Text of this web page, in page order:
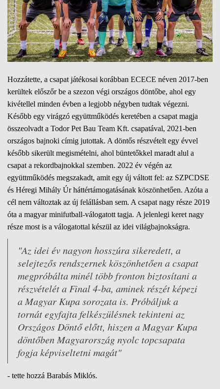
Hozzátette, a csapat játékosai korábban ECECE néven 2017-ben
kerültek előszőr be a szezon végi országos döntőbe, ahol egy
kivétellel minden évben a legjobb négyben tudtak végezni.
Később egy virágzó együttműködés keretében a csapat magja
összeolvadt a Todor Pet Bau Team Kft. csapatával, 2021-ben
országos bajnoki címig jutottak. A döntős részvételt egy évvel
később sikerült megismételni, ahol büntetőkkel maradt alul a
csapat a rekordbajnokkal szemben. 2022 év végén az
együttműködés megszakadt, amit egy új váltott fel: az SZPCDSE
és Héregi Mihály Úr háttértámogatásának köszönhetően. Azóta a
cél nem változtak az új felállásban sem. A csapat nagy része 2019
óta a magyar minifutball-válogatott tagja. A jelenlegi keret nagy
része most is a válogatottal készül az idei világbajnokságra.
"Az idei év nagyon hosszúra sikeredett, a
selejtezős rendszernek köszönhetően a csapat
megpróbálta minél több fronton biztosítani a
részvételét a Final 4-ba, aminek részét képezi
a Magyar Kupa sorozata is. Próbáljuk a
tornát egyfajta felkészülésnek tekinteni az
Országos Döntő előtt, hiszen a Magyar Kupa
döntőben Magyarország nyolc topcsapata
fogja képviseltetni magát"
- tette hozzá Barabás Miklós.